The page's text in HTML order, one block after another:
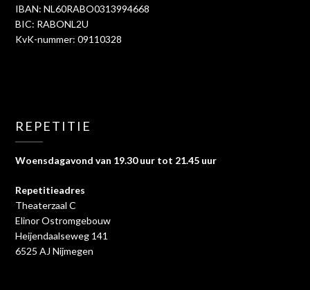
IBAN: NL60RABO0313994668
BIC: RABONL2U
KvK-nummer: 09110328
REPETITIE
Woensdagavond van 19.30 uur tot 21.45 uur
Repetitieadres
Theaterzaal C
Elinor Ostromgebouw
Heijendaalseweg 141
6525 AJ Nijmegen